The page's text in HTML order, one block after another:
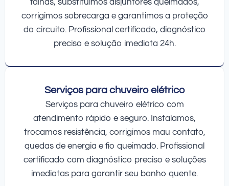
corrigimos sobrecarga e garantimos a proteção
do circuito. Profissional certificado, diagnóstico
preciso e solução imediata 24h.
Serviços para chuveiro elétrico
Serviços para chuveiro elétrico com
atendimento rápido e seguro. Instalamos,
trocamos resistência, corrigimos mau contato,
quedas de energia e fio queimado. Profissional
certificado com diagnóstico preciso e soluções
imediatas para garantir seu banho quente.